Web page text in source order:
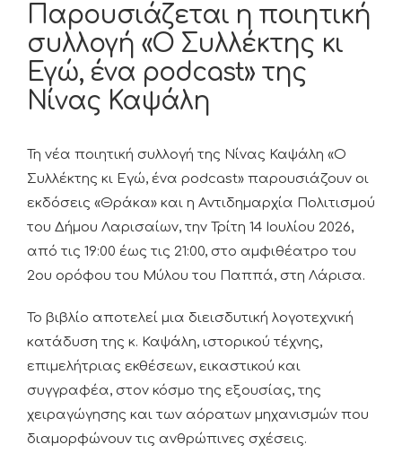
Παρουσιάζεται η ποιητική
συλλογή «Ο Συλλέκτης κι
Εγώ, ένα podcast» της
Νίνας Καψάλη
Τη νέα ποιητική συλλογή της Νίνας Καψάλη «Ο
Συλλέκτης κι Εγώ, ένα podcast» παρουσιάζουν οι
εκδόσεις «Θράκα» και η Αντιδημαρχία Πολιτισμού
του Δήμου Λαρισαίων, την Τρίτη 14 Ιουλίου 2026,
από τις 19:00 έως τις 21:00, στο αμφιθέατρο του
2ου ορόφου του Μύλου του Παππά, στη Λάρισα.
Το βιβλίο αποτελεί μια διεισδυτική λογοτεχνική
κατάδυση της κ. Καψάλη, ιστορικού τέχνης,
επιμελήτριας εκθέσεων, εικαστικού και
συγγραφέα, στον κόσμο της εξουσίας, της
χειραγώγησης και των αόρατων μηχανισμών που
διαμορφώνουν τις ανθρώπινες σχέσεις.